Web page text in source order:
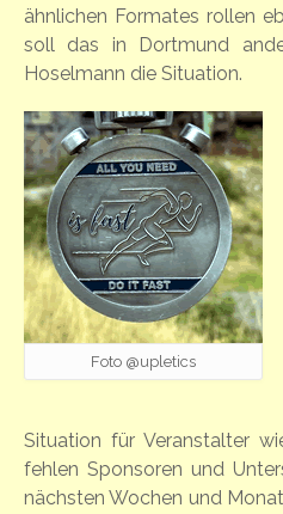
ähnlichen Formates rollen
soll das in Dortmund
Hoselmann die Situation.
Foto @upletics
Situation für Veranstalter
fehlen Sponsoren und
nächsten Wochen und